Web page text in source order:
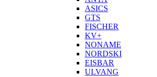
ASICS
GTS
FISCHER
KV+
NONAME
NORDSKI
EISBAR
ULVANG